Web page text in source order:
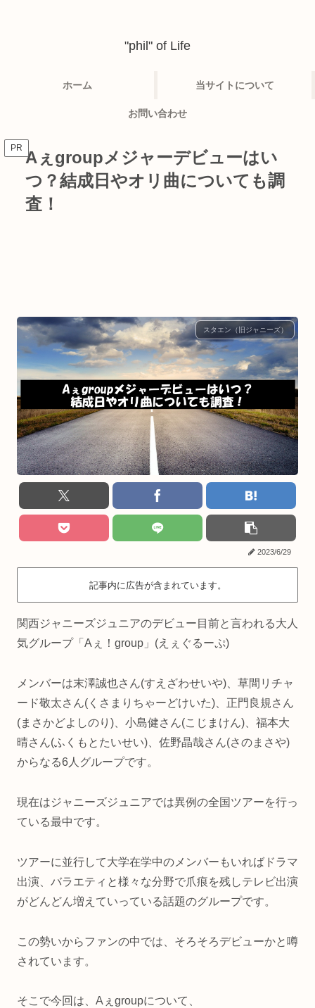
"phil" of Life
ホーム 当サイトについて
お問い合わせ
PR Aぇgroupメジャーデビューはい
つ？結成日やオリ曲についても調
査！
スタエン（旧ジャニーズ）
2023/6/29
記事内に広告が含まれています。
関西ジャニーズジュニアのデビュー目前と言われる大人
気グループ「Aぇ！group」(えぇぐるーぷ)
メンバーは末澤誠也さん(すえざわせいや)、草間リチャ
ード敬太さん(くさまりちゃーどけいた)、正門良規さん
(まさかどよしのり)、小島健さん(こじまけん)、福本大
晴さん(ふくもとたいせい)、佐野晶哉さん(さのまさや)
からなる6人グループです。
現在はジャニーズジュニアでは異例の全国ツアーを行っ
ている最中です。
ツアーに並行して大学在学中のメンバーもいればドラマ
出演、バラエティと様々な分野で爪痕を残しテレビ出演
がどんどん増えていっている話題のグループです。
この勢いからファンの中では、そろそろデビューかと噂
されています。
そこで今回は、Aぇgroupについて、